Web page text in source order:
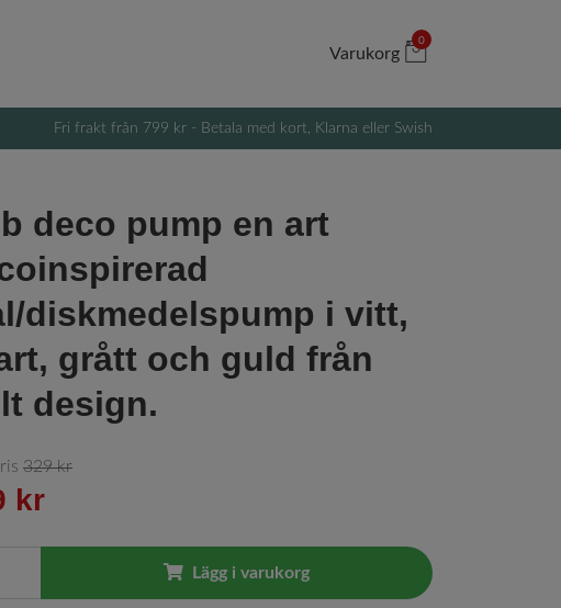
Varukorg
0
Fri frakt från 799 kr - Betala med kort, Klarna eller Swish
deco pump en art
diskmedelspump i vitt,
grått och guld från
design.
329 kr
kr
Lägg i varukorg